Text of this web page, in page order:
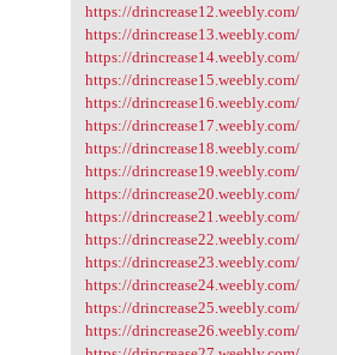
https://drincrease12.weebly.com/
https://drincrease13.weebly.com/
https://drincrease14.weebly.com/
https://drincrease15.weebly.com/
https://drincrease16.weebly.com/
https://drincrease17.weebly.com/
https://drincrease18.weebly.com/
https://drincrease19.weebly.com/
https://drincrease20.weebly.com/
https://drincrease21.weebly.com/
https://drincrease22.weebly.com/
https://drincrease23.weebly.com/
https://drincrease24.weebly.com/
https://drincrease25.weebly.com/
https://drincrease26.weebly.com/